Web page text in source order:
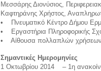
Μεσσάρης Διονύσιος,
Καφτηράνης Χρήστος,
• Πνευματικό Κέντρο Δήμου
• Εργαστήρια Πληροφορικής
• Αίθουσα πολλαπλών χρήσεων
Σημαντικές Ημερομηνίες
1 Οκτωβρίου 2014 – 1η